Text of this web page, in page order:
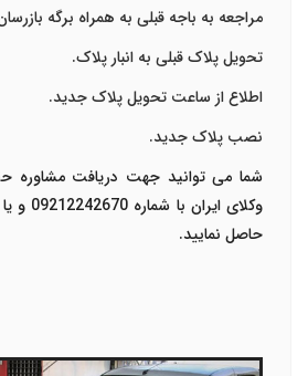
مراجعه به باجه قبلی به همراه برگه
تحویل پلاک قبلی به انبار پلاک.
اطلاع از ساعت تحویل پلاک جدید.
نصب پلاک جدید.
شما می توانید جهت دریافت مشاوره
حاصل نمایید.